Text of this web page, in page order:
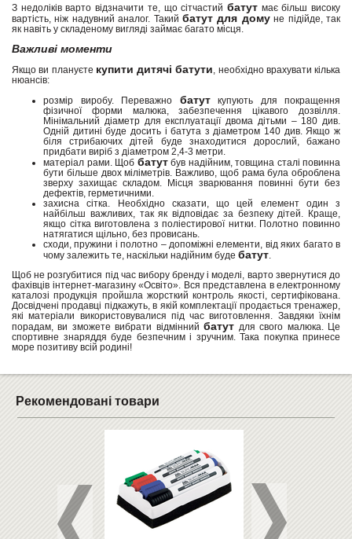
З недоліків варто відзначити те, що сітчастий батутмає більш високу
вартість, ніж надувний аналог. Такий батут для домуне підійде, так
як навіть у складеному вигляді займає багато місця.
Важливі моменти
Якщо ви плануєте купити дитячі батути, необхідно врахувати кілька
нюансів:
розмір виробу. Переважно батуткупують для покращення
фізичної форми малюка, забезпечення цікавого дозвілля.
Мінімальний діаметр для експлуатації двома дітьми – 180 див.
Одній дитині буде досить і батута з діаметром 140 див. Якщо ж
біля стрибаючих дітей буде знаходитися дорослий, бажано
придбати виріб з діаметром 2,4-3 метри.
матеріал рами. Щоб батутбув надійним, товщина сталі повинна
бути більше двох міліметрів. Важливо, щоб рама була оброблена
зверху захищає складом. Місця зварювання повинні бути без
дефектів, герметичними.
захисна сітка. Необхідно сказати, що цей елемент один з
найбільш важливих, так як відповідає за безпеку дітей. Краще,
якщо сітка виготовлена з поліестирової нитки. Полотно повинно
натягатися щільно, без провисань.
сходи, пружини і полотно – допоміжні елементи, від яких багато в
чому залежить те, наскільки надійним буде батут.
Щоб не розгубитися під час вибору бренду і моделі, варто звернутися до
фахівців інтернет-магазину «Освіто». Вся представлена в електронному
каталозі продукція пройшла жорсткий контроль якості, сертифікована.
Досвідчені продавці підкажуть, в якій комплектації продається тренажер,
які матеріали використовувалися під час виготовлення. Завдяки їхнім
порадам, ви зможете вибрати відміннийбатут для свого малюка. Це
спортивне знаряддя буде безпечним і зручним. Така покупка принесе
море позитиву всій родині!
Рекомендовані товари